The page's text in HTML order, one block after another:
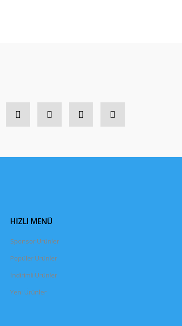
HIZLI MENÜ
Sponsor Ürünler
Popüler Ürünler
İndirimli Ürünler
Yeni Ürünler